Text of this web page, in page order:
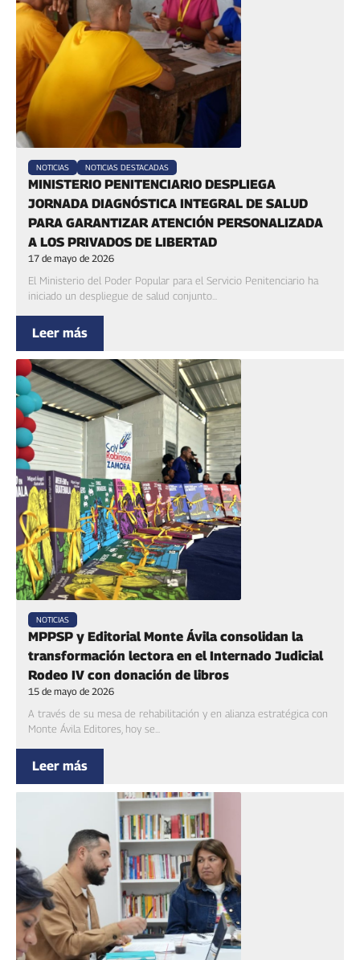
NOTICIAS NOTICIAS DESTACADAS
‎MINISTERIO PENITENCIARIO DESPLIEGA
JORNADA DIAGNÓSTICA INTEGRAL DE SALUD
PARA GARANTIZAR ATENCIÓN PERSONALIZADA
A LOS PRIVADOS DE LIBERTAD
17 de mayo de 2026
‎‎El Ministerio del Poder Popular para el Servicio Penitenciario ha
iniciado un despliegue de salud conjunto...
Leer más
NOTICIAS
MPPSP y Editorial Monte Ávila consolidan la
transformación lectora en el Internado Judicial
Rodeo IV con donación de libros
15 de mayo de 2026
‎‎‎‎‎A través de su mesa de rehabilitación y en alianza estratégica con
Monte Ávila Editores, hoy se...
Leer más